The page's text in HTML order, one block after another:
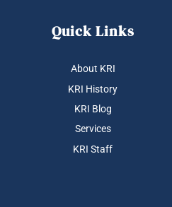
Quick Links
About KRI
KRI History
KRI Blog
Services
KRI Staff